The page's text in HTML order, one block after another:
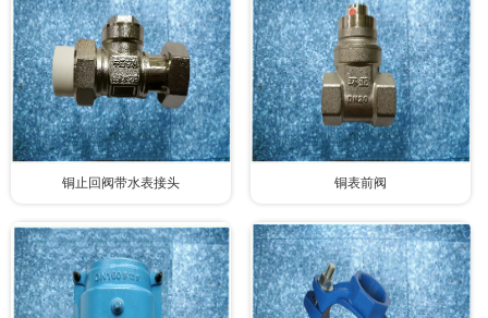
铜止回阀带水表接头 铜表前阀